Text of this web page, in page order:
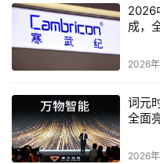
实测验证，实现低成本供
同期，众智FlagOS·光合
日举办，18家产学研企业
片+大模型+产业生态”全
多芯调度等方向深化协同
以开放计算Token谱系为
2026
成，
2026
词元
全面
2026